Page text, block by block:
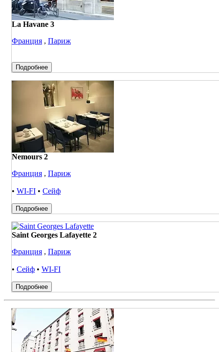
La Havane 3
Франция , Париж
Подробнее
Nemours 2
Франция , Париж
• WI-FI • Сейф
Подробнее
Saint Georges Lafayette 2
Франция , Париж
• Сейф • WI-FI
Подробнее